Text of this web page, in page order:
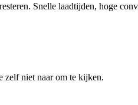
Snelle laadtijden, hoge
zelf niet naar om te kijken.